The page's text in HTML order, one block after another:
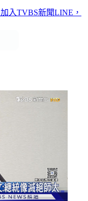
加入TVBS新聞LINE，